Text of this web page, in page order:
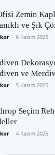
Zemin
ve Şık
- 6 Kasım 2025
ve
- 5 Kasım 2025
Seçim
- 4 Kasım 2025